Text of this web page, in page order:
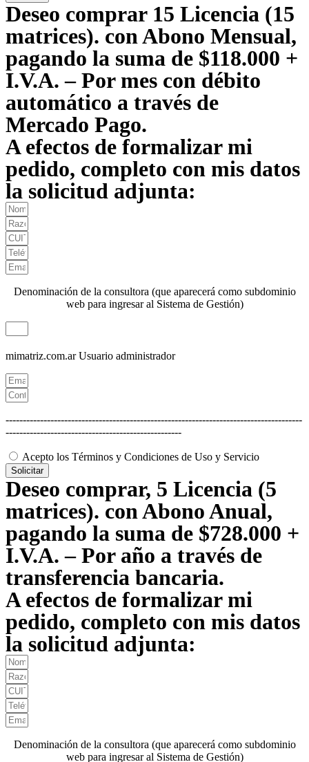
Deseo comprar 15 Licencia (15
matrices). con Abono Mensual,
pagando la suma de $118.000 +
I.V.A. – Por mes con débito
automático a través de
Mercado Pago.
A efectos de formalizar mi
pedido, completo con mis datos
la solicitud adjunta:
Denominación de la consultora (que aparecerá como subdominio
web para ingresar al Sistema de Gestión)
mimatriz.com.ar Usuario administrador
--------------------------------------------------------------------------------------
---------------------------------------------------
Acepto los Términos y Condiciones de Uso y Servicio
Solicitar
Deseo comprar, 5 Licencia (5
matrices). con Abono Anual,
pagando la suma de $728.000 +
I.V.A. – Por año a través de
transferencia bancaria.
A efectos de formalizar mi
pedido, completo con mis datos
la solicitud adjunta:
Denominación de la consultora (que aparecerá como subdominio
web para ingresar al Sistema de Gestión)